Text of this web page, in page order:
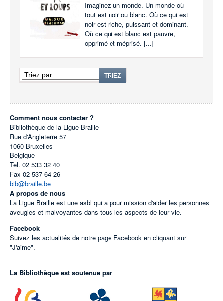
Imaginez un monde. Un monde où
tout est noir ou blanc. Où ce qui est
noir est riche, puissant et dominant.
Où ce qui est blanc est pauvre,
opprimé et méprisé. [...]
1 TRIEZ
Comment nous contacter ?
Bibliothèque de la Ligue Braille
Rue d'Angleterre 57
1060 Bruxelles
Belgique
Tel. 02 533 32 40
Fax 02 537 64 26
bib@braille.be
À propos de nous
La Ligue Braille est une asbl qui a pour mission d'aider les personnes
aveugles et malvoyantes dans tous les aspects de leur vie.
Facebook
Suivez les actualités de notre page Facebook en cliquant sur
"J'aime".
La Bibliothèque est soutenue par